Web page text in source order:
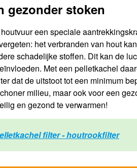
gezonder stoken
een speciale
het verbranden van hout
schadelijke stoffen. Dit kan de
Met een pelletkachel
dat de uitstoot tot een minimum
milieu, maar ook voor een
en gezond te verwarmen!
filter - houtrookfilter